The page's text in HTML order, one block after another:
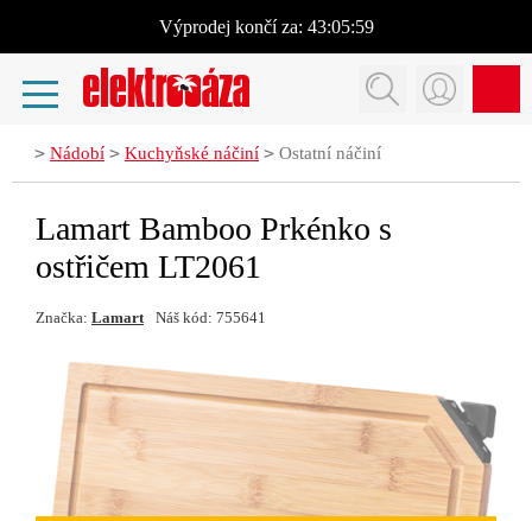
Výprodej končí za: 43:05:59
> Nádobí > Kuchyňské náčiní > Ostatní náčiní
Lamart Bamboo Prkénko s
ostřičem LT2061
Značka: Lamart Náš kód: 755641